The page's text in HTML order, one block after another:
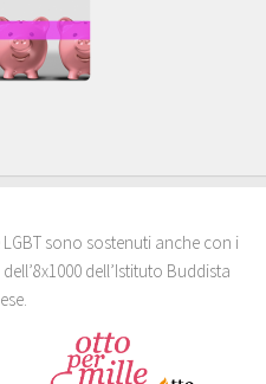
sono sostenuti anche con i
dell’Istituto Buddista